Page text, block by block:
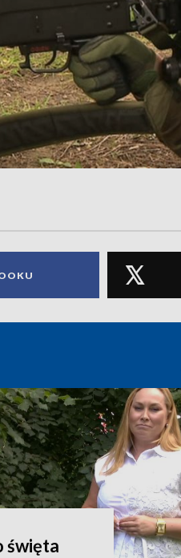
święta